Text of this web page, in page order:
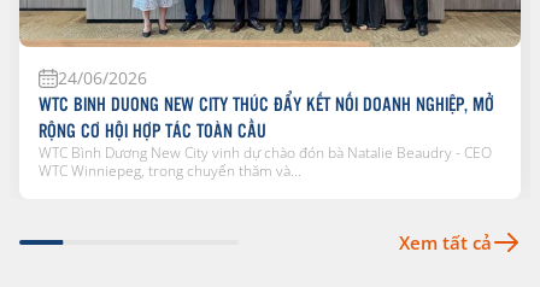
24/06/2026
WTC BINH DUONG NEW CITY THÚC ĐẨY KẾT NỐI DOANH NGHIỆP, MỞ
RỘNG CƠ HỘI HỢP TÁC TOÀN CẦU
WTC Bình Dương New City vinh dự chào đón bà Natalie Beaudry - CEO
WTC Winniepeg, trong chuyến thăm và...
Xem tất cả